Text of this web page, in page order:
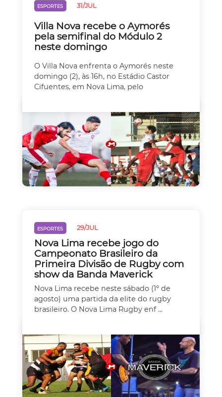
ESPORTES 31/JUL
Villa Nova recebe o Aymorés
pela semifinal do Módulo 2
neste domingo
O Villa Nova enfrenta o Aymorés neste
domingo (2), às 16h, no Estádio Castor
Cifuentes, em Nova Lima, pelo
ESPORTES 29/JUL
Nova Lima recebe jogo do
Campeonato Brasileiro da
Primeira Divisão de Rugby com
show da Banda Maverick
Nova Lima recebe neste sábado (1º de
agosto) uma partida da elite do rugby
brasileiro. O Nova Lima Rugby enf ...